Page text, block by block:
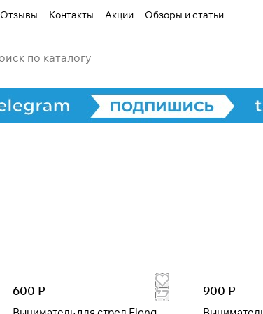
Отзывы Контакты Акции Обзоры и статьи
600 Р 900 Р